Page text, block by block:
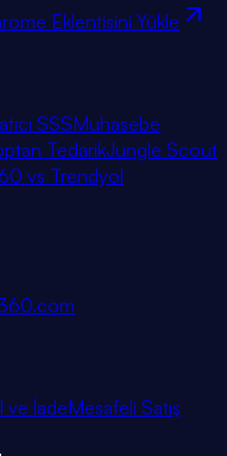
Eklentisini Yükle
SSSMuhasebe
TedarikJungle Scout
vs Trendyol
ve İadeMesafeli Satış